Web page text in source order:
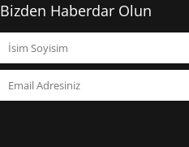
Bizden Haberdar Olun